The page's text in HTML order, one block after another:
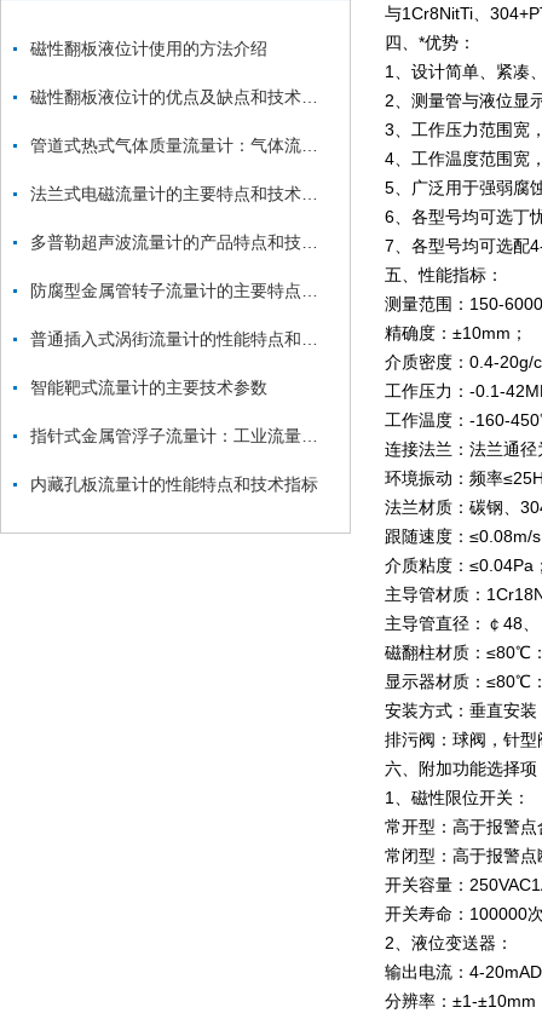
磁性翻板液位计使用的方法介绍
智能靶式流量计的主要技术参数
内藏孔板流量计的性能特点和技术指标
与1Cr8NitTi、
四、*优势：
1、设计简单、紧凑
2、测量管与液位显
3、工作压力范围宽
4、工作温度范围
5、广泛用于强弱腐
6、各型号均可选丁
7、各型号均可选配
五、性能指标：
测量范围：150-
精确度：±10mm；
介质密度：0.4-20g/
工作压力：-0.1-
工作温度：-160-
连接法兰：法兰通
环境振动：频率
法兰材质：碳钢、
跟随速度：≤0.08m/
介质粘度：≤0.04Pa
主导管材质：
主导管直径：￠48
磁翻柱材质：≤80℃
显示器材质：≤80℃
安装方式：垂直安
排污阀：球阀，针
六、附加功能选择
1、磁性限位开关：
常开型：高于报警
常闭型：高于报警
开关容量：
开关寿命：100000
2、液位变送器：
输出电流：4-
分辨率：±1-